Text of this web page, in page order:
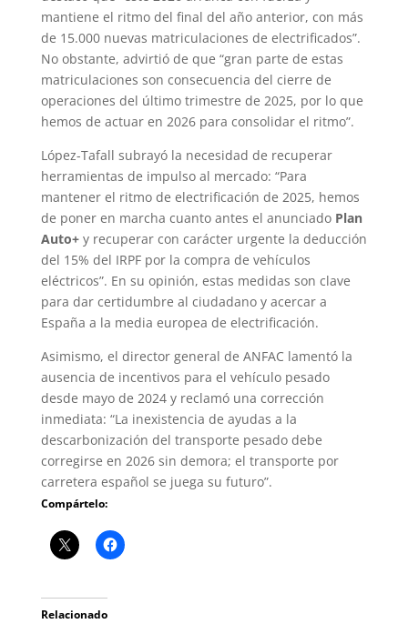
mantiene el ritmo del final del año anterior, con más
de 15.000 nuevas matriculaciones de electrificados”.
No obstante, advirtió de que “gran parte de estas
matriculaciones son consecuencia del cierre de
operaciones del último trimestre de 2025, por lo que
hemos de actuar en 2026 para consolidar el ritmo”.
López-Tafall subrayó la necesidad de recuperar
herramientas de impulso al mercado: “Para
mantener el ritmo de electrificación de 2025, hemos
de poner en marcha cuanto antes el anunciado Plan
Auto+y recuperar con carácter urgente la deducción
del 15% del IRPF por la compra de vehículos
eléctricos”. En su opinión, estas medidas son clave
para dar certidumbre al ciudadano y acercar a
España a la media europea de electrificación.
Asimismo, el director general de ANFAC lamentó la
ausencia de incentivos para el vehículo pesado
desde mayo de 2024 y reclamó una corrección
inmediata: “La inexistencia de ayudas a la
descarbonización del transporte pesado debe
corregirse en 2026 sin demora; el transporte por
carretera español se juega su futuro”.
Compártelo:
Relacionado